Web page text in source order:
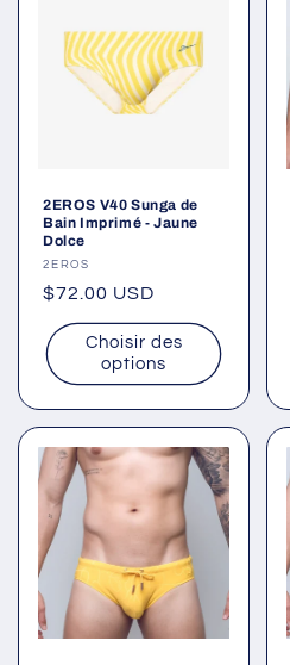
2EROS V40 Sunga de
Bain Imprimé - Jaune
Dolce
Fournisseur :
2EROS
Prix
habituel
$72.00 USD
Choisir des
options